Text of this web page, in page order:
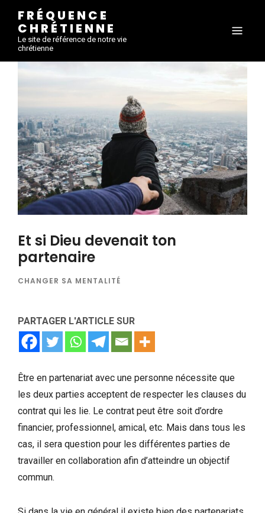
FRÉQUENCE
CHRÉTIENNE
Le site de référence de notre vie
chrétienne
Et si Dieu devenait ton
partenaire
CHANGER SA MENTALITÉ
PARTAGER L'ARTICLE SUR
Être en partenariat avec une personne nécessite que
les deux parties acceptent de respecter les clauses du
contrat qui les lie. Le contrat peut être soit d’ordre
financier, professionnel, amical, etc. Mais dans tous les
cas, il sera question pour les différentes parties de
travailler en collaboration afin d’atteindre un objectif
commun.